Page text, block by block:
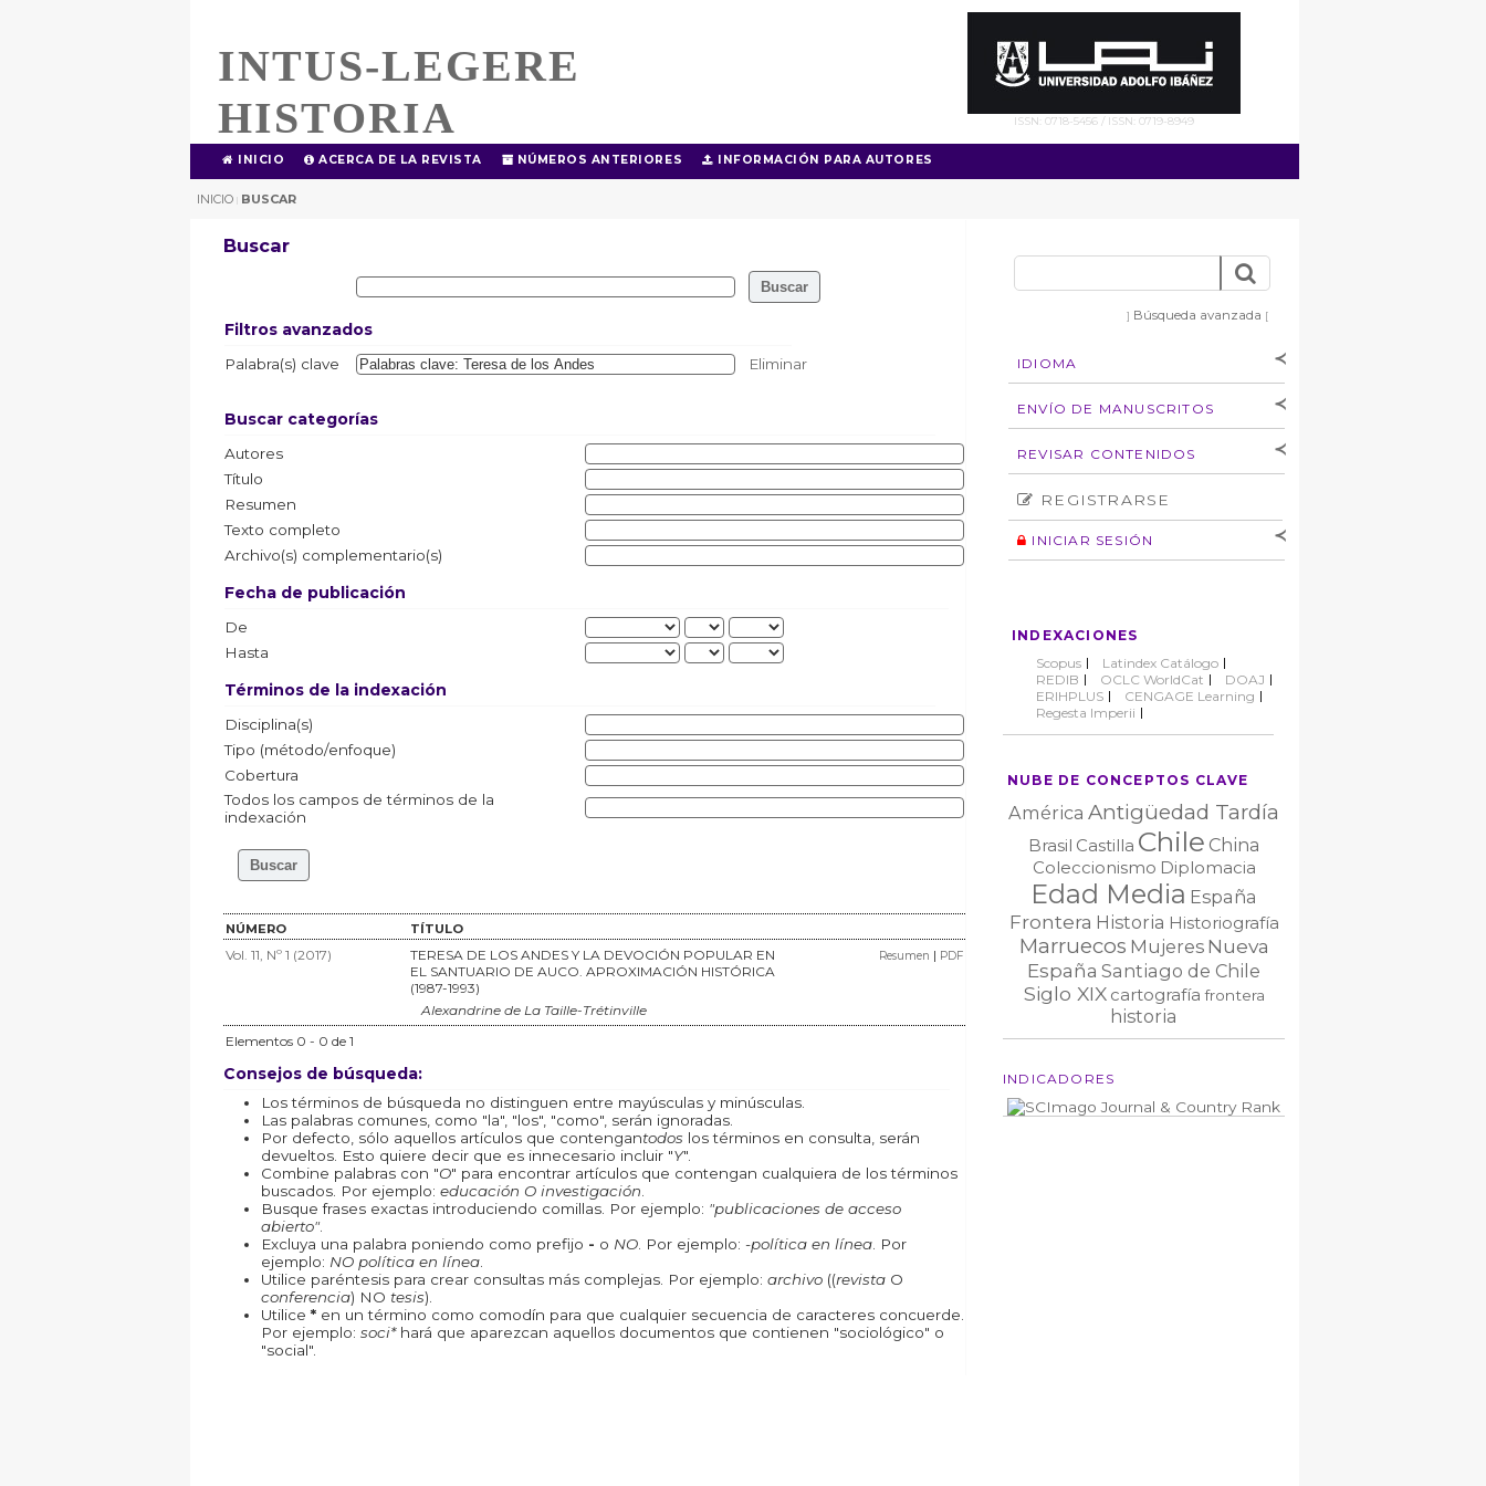
INTUS-LEGERE
HISTORIA
ISSN: 0718-5456 / ISSN: 0719-8949
INICIO ACERCA DE LA REVISTA NÚMEROS ANTERIORES INFORMACIÓN PARA AUTORES
INICIO | BUSCAR
] Búsqueda avanzada [
IDIOMA
[Español ] [English]
ENVÍO DE MANUSCRITOS
autores
Derechos de autoría
Normas éticas
REVISAR CONTENIDOS
Número
Autor
REGISTRARSE
INICIAR SESIÓN
INDEXACIONES
Scopus
Latindex Catálogo
REDIB
OCLC WorldCat
DOAJ
ERIHPLUS
CENGAGE Learning
Regesta Imperii
NUBE DE CONCEPTOS CLAVE
América Antigüedad Tardía
Brasil Castilla Chile China
Coleccionismo Diplomacia
Edad Media España
Frontera Historia Historiografía
Marruecos Mujeres Nueva
España Santiago de Chile
Siglo XIX cartografía frontera
historia
INDICADORES
Buscar
Filtros avanzados
Palabra(s) clave Eliminar
Buscar categorías
Autores
Título
Resumen
Texto completo
Archivo(s) complementario(s)
Fecha de publicación
De
Hasta
Términos de la indexación
Disciplina(s)
Tipo (método/enfoque)
Cobertura
Todos los campos de términos de la
indexación
NÚMERO TÍTULO
Vol. 11, Nº 1 (2017)
TERESA DE LOS ANDES Y LA DEVOCIÓN POPULAR EN
EL SANTUARIO DE AUCO. APROXIMACIÓN HISTÓRICA
(1987-1993)
Alexandrine de La Taille-Trétinville
Resumen | PDF
Elementos 0 - 0 de 1
Consejos de búsqueda:
Los términos de búsqueda no distinguen entre mayúsculas y minúsculas.
Las palabras comunes, como "la", "los", "como", serán ignoradas.
Por defecto, sólo aquellos artículos que contengantodos los términos en consulta, serán
devueltos. Esto quiere decir que es innecesario incluir "Y".
Combine palabras con "O" para encontrar artículos que contengan cualquiera de los términos
buscados. Por ejemplo: educación O investigación
Busque frases exactas introduciendo comillas. Por ejemplo: "publicaciones de acceso
abierto".
Excluya una palabra poniendo como prefijo - o NO. Por ejemplo: -política en línea. Por
ejemplo: NO política en línea.
Utilice paréntesis para crear consultas más complejas. Por ejemplo: archivo((revistaO
conferencia) NO tesis).
Utilice *en un término como comodín para que cualquier secuencia de caracteres concuerde.
Por ejemplo: soci*hará que aparezcan aquellos documentos que contienen "sociológico" o
"social".